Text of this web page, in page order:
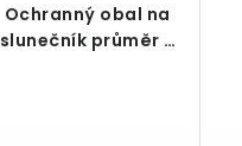
Ochranný obal na
slunečník průměr 3